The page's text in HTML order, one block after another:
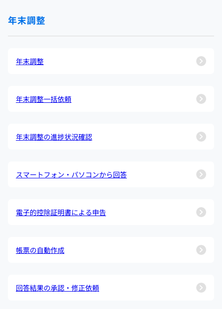
年末調整
年末調整
年末調整一括依頼
年末調整の進捗状況確認
スマートフォン・パソコンから回答
電子的控除証明書による申告
帳票の自動作成
回答結果の承認・修正依頼